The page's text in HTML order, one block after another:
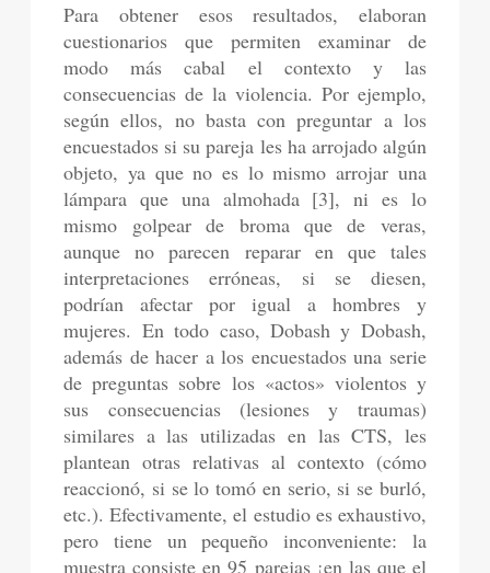
Para obtener esos resultados, elaboran
cuestionarios que permiten examinar de
modo más cabal el contexto y las
consecuencias de la violencia. Por ejemplo,
según ellos, no basta con preguntar a los
encuestados si su pareja les ha arrojado algún
objeto, ya que no es lo mismo arrojar una
lámpara que una almohada [3], ni es lo
mismo golpear de broma que de veras,
aunque no parecen reparar en que tales
interpretaciones erróneas, si se diesen,
podrían afectar por igual a hombres y
mujeres. En todo caso, Dobash y Dobash,
además de hacer a los encuestados una serie
de preguntas sobre los «actos» violentos y
sus consecuencias (lesiones y traumas)
similares a las utilizadas en las CTS, les
plantean otras relativas al contexto (cómo
reaccionó, si se lo tomó en serio, si se burló,
etc.). Efectivamente, el estudio es exhaustivo,
pero tiene un pequeño inconveniente: la
muestra consiste en 95 parejas ¡en las que el